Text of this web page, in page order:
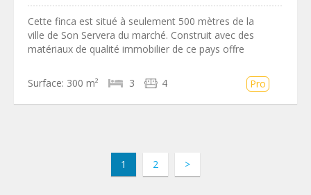
Cette finca est situé à seulement 500 mètres de la
ville de Son Servera du marché. Construit avec des
matériaux de qualité immobilier de ce pays offre
Surface: 300 m² 3 4 Pro
1 2 >